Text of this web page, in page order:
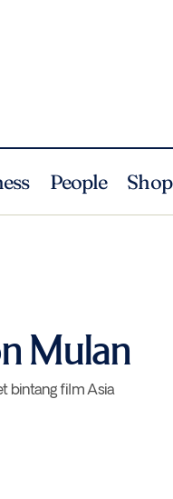
People Shop
Mulan
bintang film Asia